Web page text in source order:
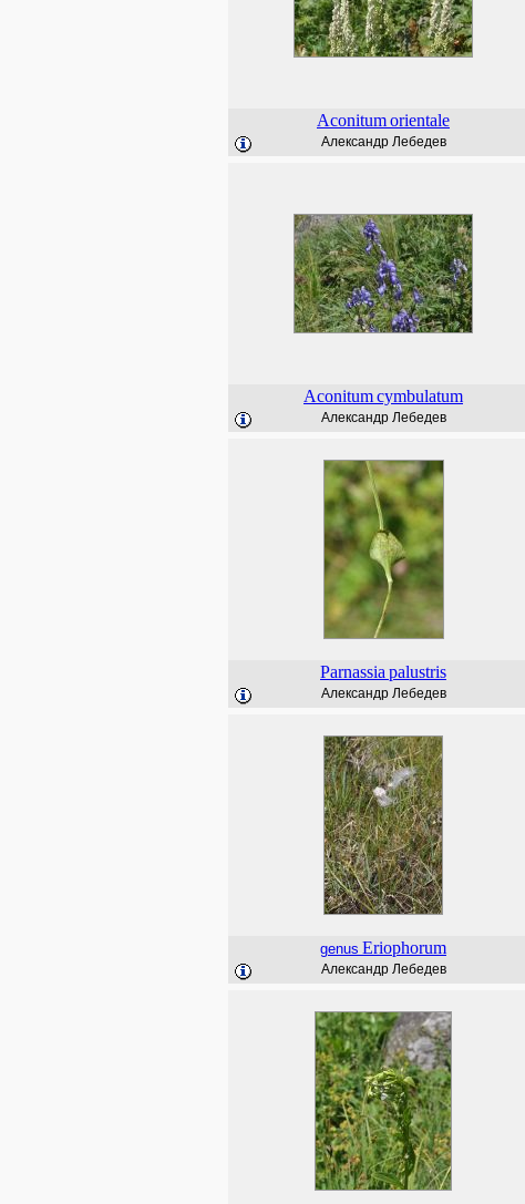
Aconitumorientale
Александр Лебедев
Aconitumcymbulatum
Александр Лебедев
Parnassia palustris
Александр Лебедев
genus Eriophorum
Александр Лебедев